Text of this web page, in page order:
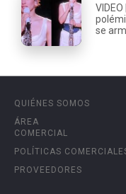
se
QUIÉNES SOMOS
ÁREA
COMERCIAL
POLÍTICAS
PROVEEDORES